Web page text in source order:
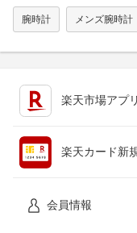
腕時計 メンズ腕時計
楽天市場アプ
楽天カード新
会員情報